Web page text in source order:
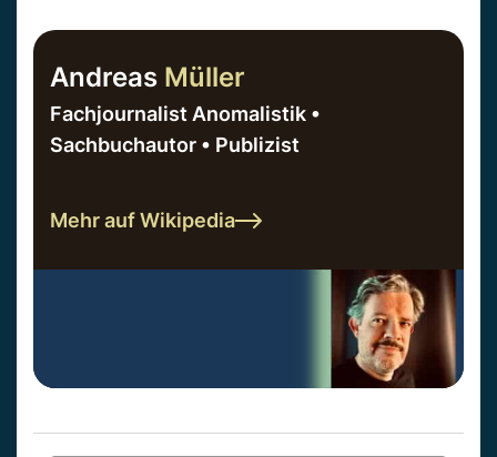
Andreas Müller
Fachjournalist Anomalistik •
Sachbuchautor • Publizist
Mehr auf Wikipedia